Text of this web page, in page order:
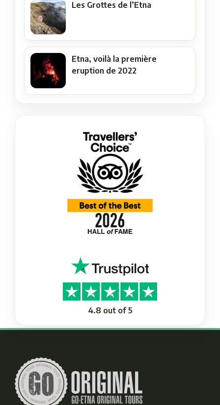
Les Grottes de l’Etna
Etna, voilà la première
eruption de 2022
4.8 out of 5